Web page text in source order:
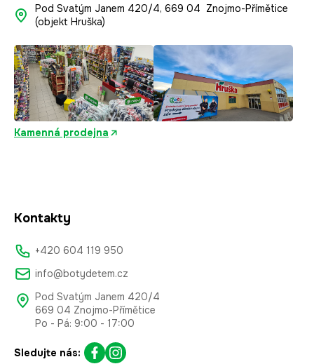
Pod Svatým Janem 420/4, 669 04 Znojmo-Přímětice
(objekt Hruška)
Kamenná prodejna
Kontakty
+420 604 119 950
info@botydetem.cz
Pod Svatým Janem 420/4
669 04 Znojmo-Přímětice
Po - Pá: 9:00 - 17:00
Sledujte nás: